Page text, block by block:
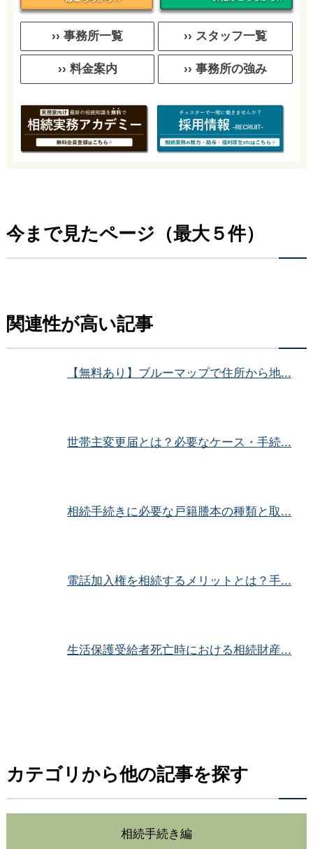
›› 事務所一覧 ›› スタッフ一覧
›› 料金案内 ›› 事務所の強み
今まで見たページ（最大５件）
関連性が高い記事
【無料あり】ブルーマップで住所から地...
世帯主変更届とは？必要なケース・手続...
相続手続きに必要な戸籍謄本の種類と取...
電話加入権を相続するメリットとは？手...
生活保護受給者死亡時における相続財産...
カテゴリから他の記事を探す
相続手続き編